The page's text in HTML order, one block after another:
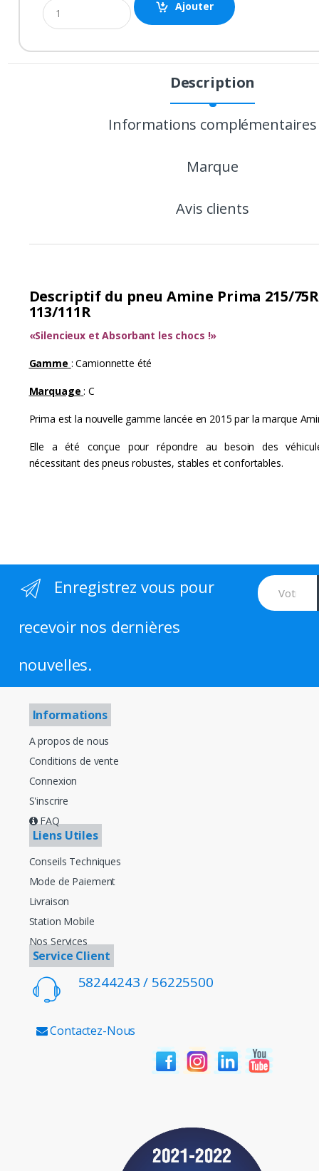
Ajouter
C
a
r
o
u
e
b
s
Description
Informations complémentaires
Marque
Avis clients
Descriptif du pneu Amine Prima 215/
113/111R
«Silencieux et Absorbant les chocs !»
Gamme : Camionnette été
Marquage : C
Prima est la nouvelle gamme lancée en 2015 par la marque
Elle a été conçue pour répondre au besoin des
nécessitant des pneus robustes, stables et confortables.
Enregistrez vous pour
recevoir nos dernières
nouvelles.
Informations
A propos de nous
Conditions de vente
Connexion
S'inscrire
FAQ
Liens Utiles
Conseils Techniques
Mode de Paiement
Livraison
Station Mobile
Nos Services
Service Client
58244243 / 56225500
Contactez-Nous